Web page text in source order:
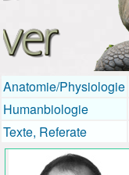
Anatomie/Physiologie
Humanbiologie
Texte, Referate